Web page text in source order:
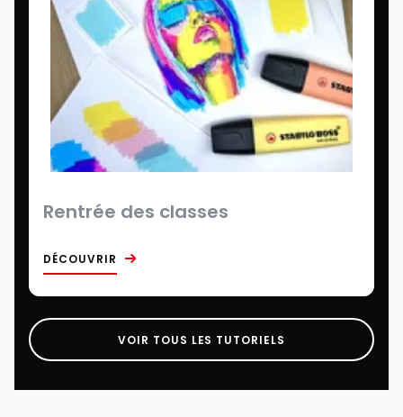
Rentrée des classes
DÉCOUVRIR
VOIR TOUS LES TUTORIELS